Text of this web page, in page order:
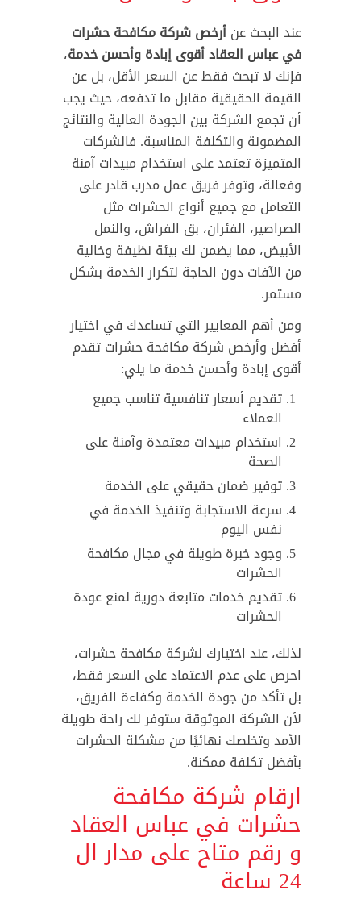
عند البحث عنأرخص شركة مكافحة حشرات
في عباس العقاد أقوى إبادة وأحسن خدمة،
فإنك لا تبحث فقط عن السعر الأقل، بل عن
القيمة الحقيقية مقابل ما تدفعه، حيث يجب
أن تجمع الشركة بين الجودة العالية والنتائج
المضمونة والتكلفة المناسبة. فالشركات
المتميزة تعتمد على استخدام مبيدات آمنة
وفعالة، وتوفر فريق عمل مدرب قادر على
التعامل مع جميع أنواع الحشرات مثل
الصراصير، الفئران، بق الفراش، والنمل
الأبيض، مما يضمن لك بيئة نظيفة وخالية
من الآفات دون الحاجة لتكرار الخدمة بشكل
مستمر.
ومن أهم المعايير التي تساعدك في اختيار
أفضل وأرخص شركة مكافحة حشرات تقدم
أقوى إبادة وأحسن خدمة ما يلي:
تقديم أسعار تنافسية تناسب جميع
العملاء
استخدام مبيدات معتمدة وآمنة على
الصحة
توفير ضمان حقيقي على الخدمة
سرعة الاستجابة وتنفيذ الخدمة في
نفس اليوم
وجود خبرة طويلة في مجال مكافحة
الحشرات
تقديم خدمات متابعة دورية لمنع عودة
الحشرات
لذلك، عند اختيارك لشركة مكافحة حشرات،
احرص على عدم الاعتماد على السعر فقط،
بل تأكد من جودة الخدمة وكفاءة الفريق،
لأن الشركة الموثوقة ستوفر لك راحة طويلة
الأمد وتخلصك نهائيًا من مشكلة الحشرات
بأفضل تكلفة ممكنة.
ارقام شركة مكافحة
حشرات في عباس العقاد
و رقم متاح على مدار ال
24 ساعة